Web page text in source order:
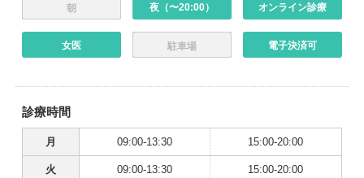
朝 夜（〜20:00） オンライン診療
女医 駐車場 電子決済可
診療時間
月 09:00-13:30 15:00-20:00
火 09:00-13:30 15:00-20:00